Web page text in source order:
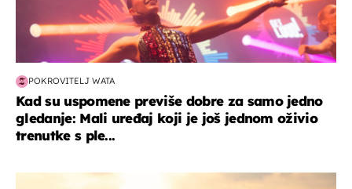
POKROVITELJ WATA
Kad su uspomene previše dobre za samo jedno
gledanje: Mali uređaj koji je još jednom oživio
trenutke s ple...